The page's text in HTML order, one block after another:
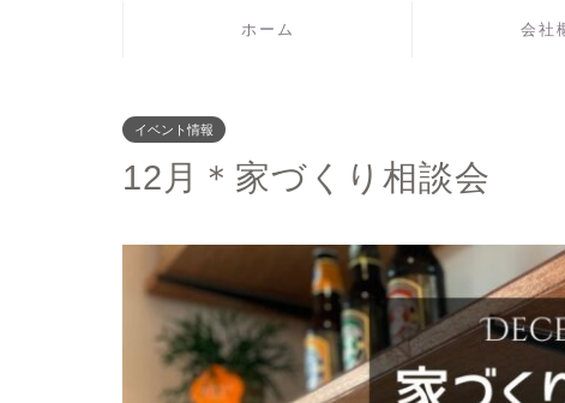
ホーム 会社
イベント情報
12月＊家づくり相談会